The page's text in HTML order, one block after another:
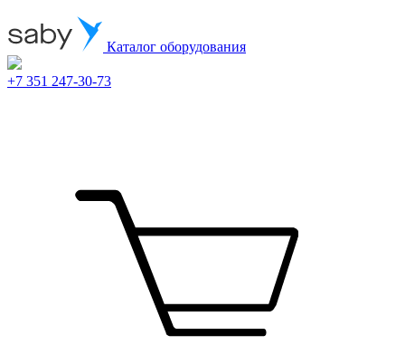
Каталог оборудования
+7 351 247-30-73